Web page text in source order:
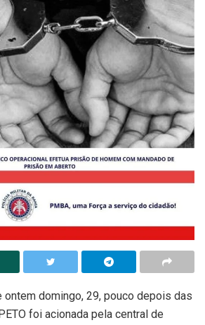
ontem domingo, 29, pouco depois das
foi acionada pela central de